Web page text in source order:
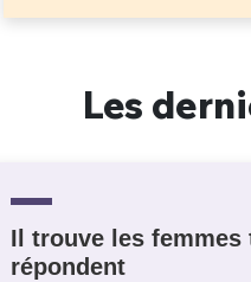
Les
Il trouve les
répondent
EMAIL*
PASSWORD*
JE
Ma
ME